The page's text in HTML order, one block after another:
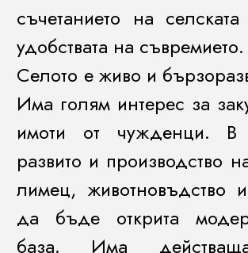
съчетанието на
удобствата на съвремието.
Селото е живо и
Има голям интерес за
имоти от чужденци. В
развито и производство
лимец, животновъдство
да бъде открита
база. Има